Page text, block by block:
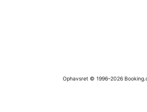
Ophavsret © 1996–2026